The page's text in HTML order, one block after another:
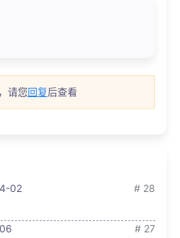
请您回复后查看
02
# 28
# 27